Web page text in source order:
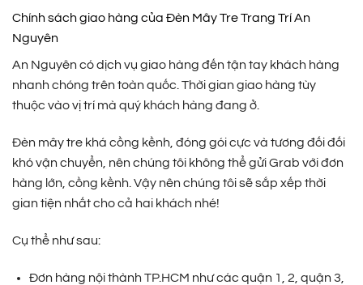
Chính sách giao hàng của Đèn Mây Tre Trang Trí An
Nguyên
An Nguyên có dịch vụ giao hàng đến tận tay khách hàng
nhanh chóng trên toàn quốc. Thời gian giao hàng tùy
thuộc vào vị trí mà quý khách hàng đang ở.
Đèn mây tre khá cồng kềnh, đóng gói cực và tương đối đối
khó vận chuyển, nên chúng tôi không thể gửi Grab với đơn
hàng lớn, cồng kềnh. Vậy nên chúng tôi sẽ sắp xếp thời
gian tiện nhất cho cả hai khách nhé!
Cụ thể như sau:
Đơn hàng nội thành TP.HCM như các quận 1, 2, quận 3,